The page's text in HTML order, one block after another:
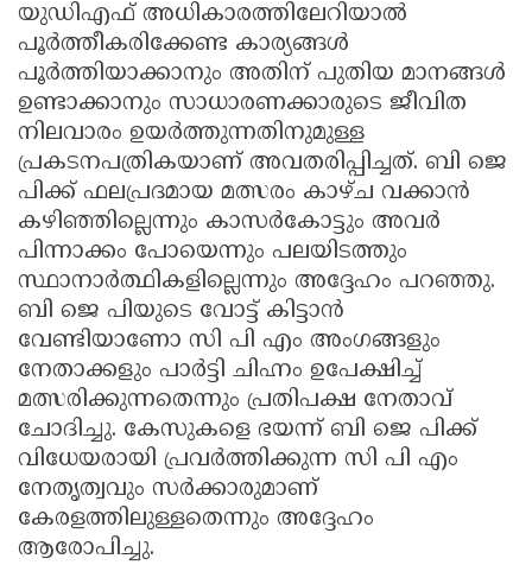
യുഡിഎഫ് അധികാരത്തിലേറിയാൽ
പൂർത്തീകരിക്കേണ്ട കാര്യങ്ങൾ
പൂർത്തിയാക്കാനും അതിന് പുതിയ മാനങ്ങൾ
ഉണ്ടാക്കാനും സാധാരണക്കാരുടെ ജീവിത
നിലവാരം ഉയർത്തുന്നതിനുമുള്ള
പ്രകടനപത്രികയാണ് അവതരിപ്പിച്ചത്. ബി ജെ
പിക്ക് ഫലപ്രദമായ മത്സരം കാഴ്ച വക്കാൻ
കഴിഞ്ഞില്ലെന്നും കാസർകോട്ടും അവർ
പിന്നാക്കം പോയെന്നും പലയിടത്തും
സ്ഥാനാർത്ഥികളില്ലെന്നും അദ്ദേഹം പറഞ്ഞു.
ബി ജെ പിയുടെ വോട്ട് കിട്ടാൻ
വേണ്ടിയാണോ സി പി എം അംഗങ്ങളും
നേതാക്കളും പാർട്ടി ചിഹ്നം ഉപേക്ഷിച്ച്
മത്സരിക്കുന്നതെന്നും പ്രതിപക്ഷ നേതാവ്
ചോദിച്ചു. കേസുകളെ ഭയന്ന് ബി ജെ പിക്ക്
വിധേയരായി പ്രവർത്തിക്കുന്ന സി പി എം
നേതൃത്വവും സർക്കാരുമാണ്
കേരളത്തിലുള്ളതെന്നും അദ്ദേഹം
ആരോപിച്ചു.